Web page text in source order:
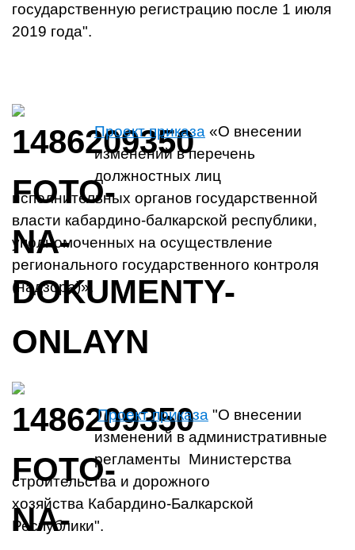
государственную регистрацию после 1 июля
2019 года".
Проект приказа «О внесении
изменений в перечень
должностных лиц
исполнительных органов государственной
власти кабардино-балкарской республики,
уполномоченных на осуществление
регионального государственного контроля
(надзора)».
Проект приказа "О внесении
изменений в административные
регламенты Министерства
строительства и дорожного
хозяйства Кабардино-Балкарской
Республики".